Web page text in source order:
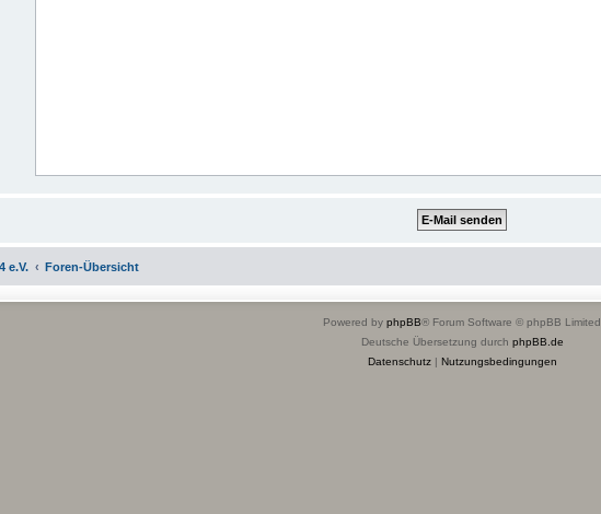
e.V. Foren-Übersicht
Powered by phpBB® Forum Software © phpBB Limited
Deutsche Übersetzung durch phpBB.de
Datenschutz| Nutzungsbedingungen